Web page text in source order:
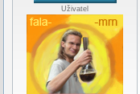
Uživatel